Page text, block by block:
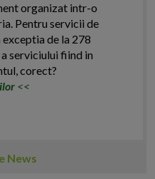
organizat intr-o
Pentru servicii de
de la 278
serviciului fiind in
corect?
<<
News